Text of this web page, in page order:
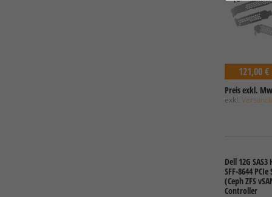
121,00 €
Preis exkl.
exkl.
Dell 12G
SFF-8644 PCIe
(Ceph ZFS
Controller